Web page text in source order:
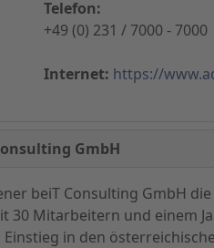
Telefon:
+49 (0) 231 / 7000 - 7000
Internet: https://
GmbH
beiT Consulting GmbH
Mitarbeitern und einem
in den